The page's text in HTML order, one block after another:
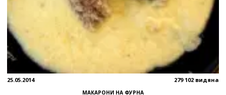
25.05.2014 279 102 видяна
МАКАРОНИ НА ФУРНА